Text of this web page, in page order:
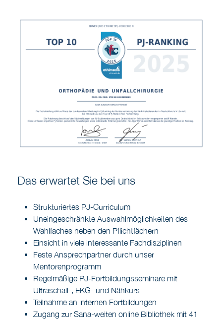
Das erwartet Sie bei uns
Strukturiertes PJ-Curriculum
Uneingeschränkte Auswahlmöglichkeiten des
Wahlfaches neben den Pflichtfächern
Einsicht in viele interessante Fachdisziplinen
Feste Ansprechpartner durch unser
Mentorenprogramm
Regelmäßige PJ-Fortbildungsseminare mit
Ultraschall-, EKG- und Nähkurs
Teilnahme an internen Fortbildungen
Zugang zur Sana-weiten online Bibliothek mit 41